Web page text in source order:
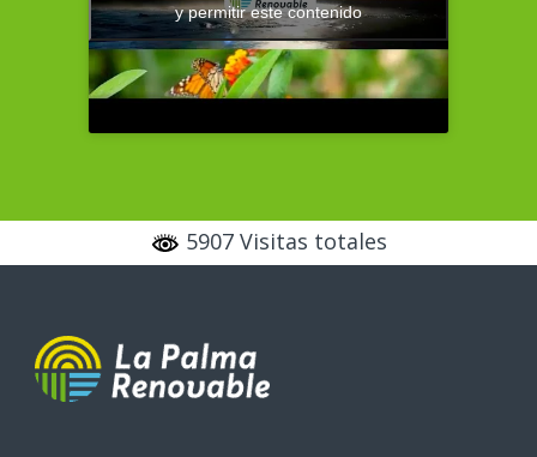
y permitir este contenido
5907 Visitas totales